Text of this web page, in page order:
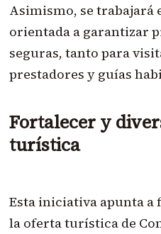
Asimismo, se trabajará
orientada a garantizar
seguras, tanto para
prestadores y guías
Fortalecer y
turística
Esta iniciativa apunta
la oferta turística de